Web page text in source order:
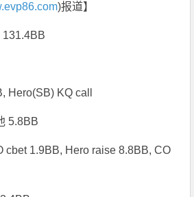
)报道】
131.4BB
Hero(SB) KQ call
5.8BB
cbet 1.9BB, Hero raise 8.8BB, CO